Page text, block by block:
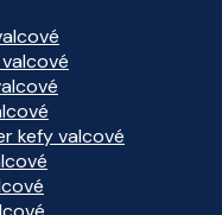
kefy valcové